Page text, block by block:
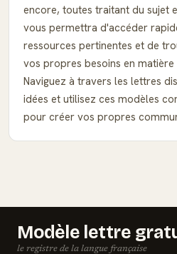
encore, toutes traitant du sujet
vous permettra d'accéder
ressources pertinentes et de
vos propres besoins en
Naviguez à travers les lettres
idées et utilisez ces modèles
pour créer vos propres
Modèle lettre
le registre de la langue française